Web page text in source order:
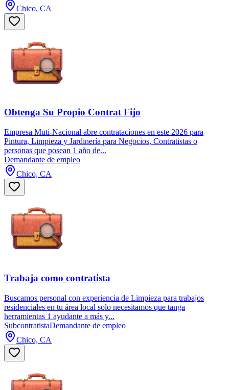
Chico, CA
Obtenga Su Propio Contrat Fijo
Empresa Muti-Nacional abre contrataciones en este 2026 para
Pintura, Limpieza y Jardinería para Negocios, Contratistas o
personas que posean 1 año de...
Demandante de empleo
Chico, CA
Trabaja como contratista
Buscamos personal con experiencia de Limpieza para trabajos
residenciales en tu área local solo necesitamos que tanga
herramientas 1 ayudante a más y...
SubcontratistaDemandante de empleo
Chico, CA